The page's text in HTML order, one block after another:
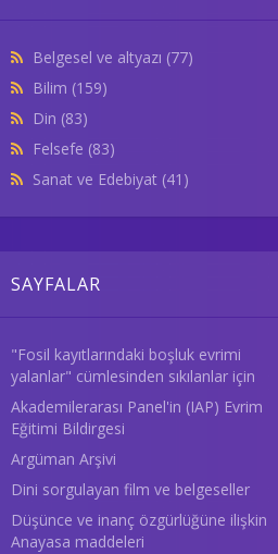
Belgesel ve altyazı (77)
Bilim (159)
Din (83)
Felsefe (83)
Sanat ve Edebiyat (41)
SAYFALAR
"Fosil kayıtlarındaki boşluk evrimi
yalanlar" cümlesinden sıkılanlar için
Akademilerarası Panel'in (IAP) Evrim
Eğitimi Bildirgesi
Argüman Arşivi
Dini sorgulayan film ve belgeseller
Düşünce ve inanç özgürlüğüne ilişkin
Anayasa maddeleri